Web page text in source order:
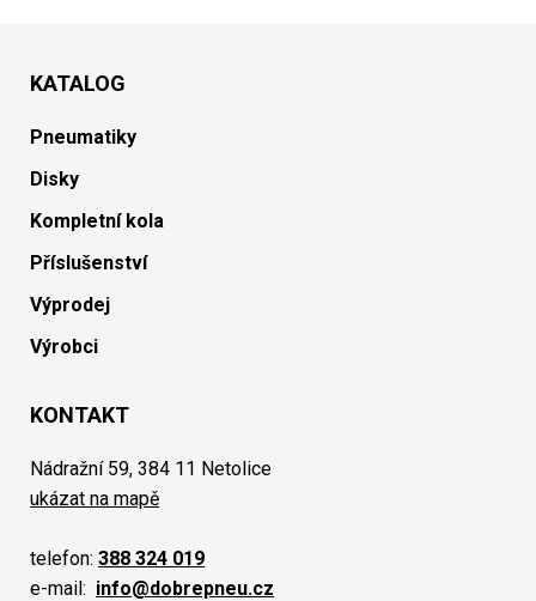
KATALOG
Pneumatiky
Disky
Kompletní kola
Příslušenství
Výprodej
Výrobci
KONTAKT
Nádražní 59, 384 11 Netolice
ukázat na mapě
telefon: 388 324 019
e-mail: info@dobrepneu.cz